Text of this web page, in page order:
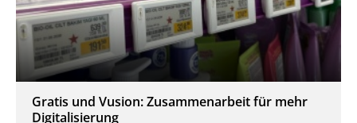
Gratis und Vusion: Zusammenarbeit für mehr
Digitalisierung